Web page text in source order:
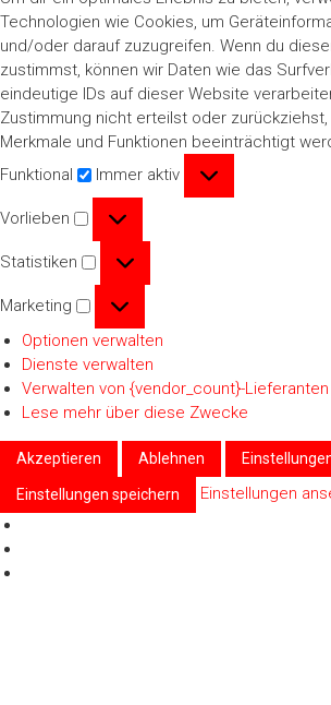
Technologien wie Cookies, um
und/oder darauf zuzugreifen. Wenn du
zustimmst, können wir Daten wie das
eindeutige IDs auf dieser Website
Zustimmung nicht erteilst oder
Merkmale und Funktionen beeinträchtigt
Funktional
Funktional
Immer aktiv
Vorlieben
Statistiken
Marketing
Optionen verwalten
Dienste verwalten
Verwalten von {vendor_count}-Lieferanten
Lese mehr über diese Zwecke
Akzeptieren Ablehnen
Einstellungen speichern Einstellungen